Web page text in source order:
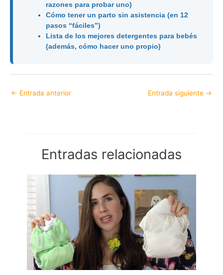
razones para probar uno)
Cómo tener un parto sin asistencia (en 12
pasos “fáciles”)
Lista de los mejores detergentes para bebés
(además, cómo hacer uno propio)
← Entrada anterior Entrada siguiente →
Entradas relacionadas